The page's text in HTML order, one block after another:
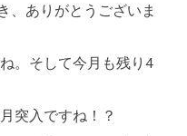
、ありがとうございま
。そして今月も残り4
突入ですね！？